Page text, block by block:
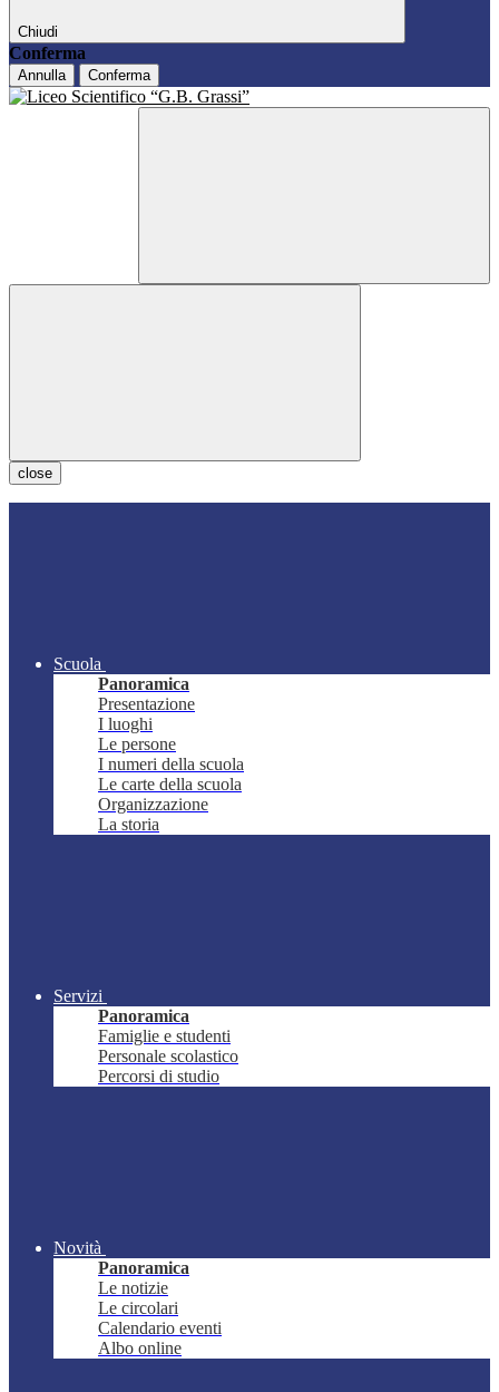
Chiudi
Conferma
Annulla Conferma
close
Scuola
Panoramica
Presentazione
I luoghi
Le persone
I numeri della scuola
Le carte della scuola
Organizzazione
La storia
Servizi
Panoramica
Famiglie e studenti
Personale scolastico
Percorsi di studio
Novità
Panoramica
Le notizie
Le circolari
Calendario eventi
Albo online